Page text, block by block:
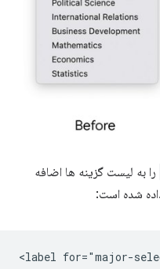
را به لیست گزینه ها اضافه
<label for="major-